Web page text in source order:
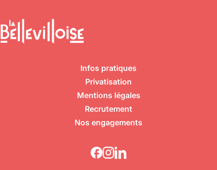
Infos pratiques
Privatisation
Mentions légales
Recrutement
Nos engagements